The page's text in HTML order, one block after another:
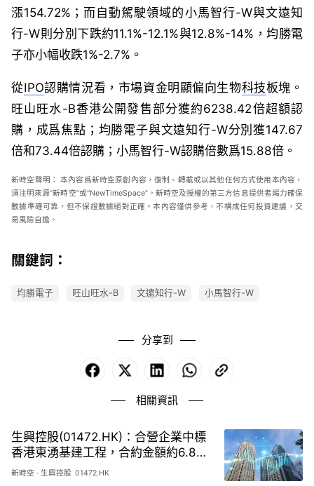
漲154.72%；而自動駕駛領域的小馬智行-W與文遠知
行-W則分別下跌約11.1%-12.1%與12.8%-14%，均勝電
子亦小幅收跌1%-2.7%。
從IPO認購情況看，市場資金明顯偏向生物科技板塊。
旺山旺水-B香港公開發售部分獲約6238.42倍超額認
購，成爲焦點；均勝電子與文遠知行-W分別獲147.67
倍和73.44倍認購；小馬智行-W認購倍數爲15.88倍。
新時空聲明：
本內容爲新時空原創內容，復制、轉載或以其他任何方式使用本內容，
須注明來源“新時空”或“NewTimeSpace”。新時空及授權的第三方信息提供者竭力確保
數據準確可靠，但不保證數據絕對正確。本內容僅供參考，不構成任何投資建議，交
易風險自擔。
關鍵詞：
均勝電子 旺山旺水-B 文遠知行-W 小馬智行-W
分享到
Facebook LinkedIn WhatsApp
相關資訊
生興控股(01472.HK)：合營企業中標
香港東湧基建工程，合約金額約6.89
億港元
新時空 · 生興控股 01472.HK